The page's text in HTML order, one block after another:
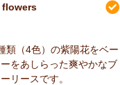
flowers
類（4色）の紫陽花をベー
をあしらった爽やかなブ
リースです。